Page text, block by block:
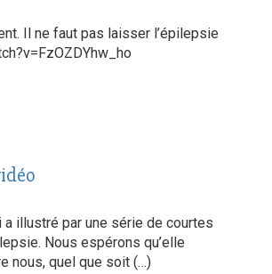
Il ne faut pas laisser l’épilepsie
illustré par une série de courtes
Nous espérons qu’elle
nous, quel que soit (…)